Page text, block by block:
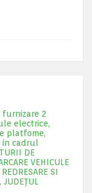
furnizare 2
electrice,
platfome,
cadrul
DE
VEHICULE
SI
JUDEŢUL